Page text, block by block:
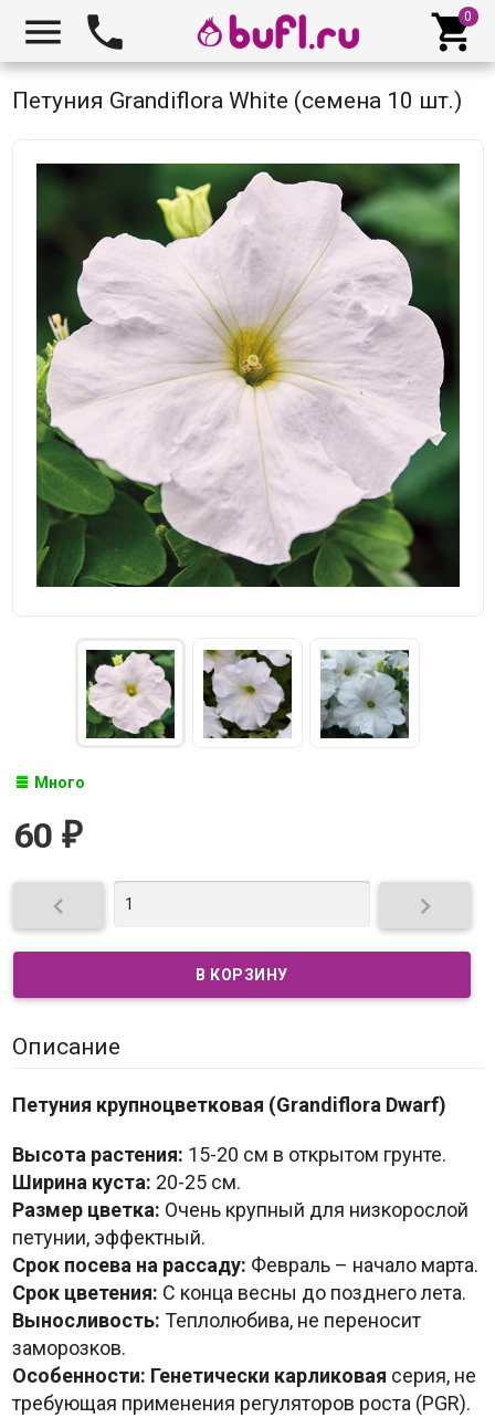
  
Петуния Grandiflora White (семена 10 шт.)
Много
60 ₽
 
Описание
Петуния крупноцветковая (Grandiflora Dwarf)
Высота растения: 15-20 см в открытом грунте.
Ширина куста: 20-25 см.
Размер цветка: Очень крупный для низкорослой
петунии, эффектный.
Срок посева на рассаду: Февраль – начало марта.
Срок цветения: С конца весны до позднего лета.
Выносливость: Теплолюбива, не переносит
заморозков.
Особенности: Генетически карликовая серия, не
требующая применения регуляторов роста (PGR).